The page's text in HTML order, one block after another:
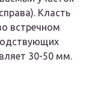
Класть
встречном
30-50 мм.